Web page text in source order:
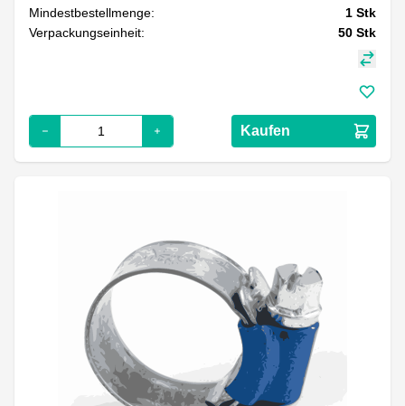
Mindestbestellmenge: 1 Stk
Verpackungseinheit:
50 Stk
Kaufen